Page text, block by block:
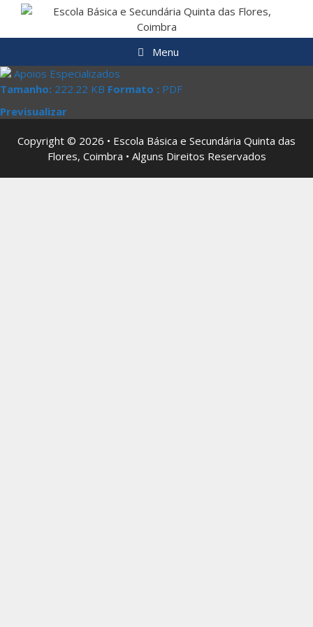
Saltar
o
Menu
Apoios Especializados
Tamanho: 222.22 KB Formato : PDF
Previsualizar
Copyright © 2026 • Escola Básica e Secundária Quinta das
Flores, Coimbra • Alguns Direitos Reservados